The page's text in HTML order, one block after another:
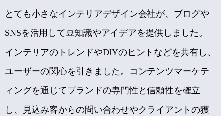
とても小さなインテリアデザイン会社が、ブログや
SNSを活用して豆知識やアイデアを提供しました。
インテリアのトレンドやDIYのヒントなどを共有し、
ユーザーの関心を引きました。コンテンツマーケテ
ィングを通じてブランドの専門性と信頼性を確立
し、見込み客からの問い合わせやクライアントの獲